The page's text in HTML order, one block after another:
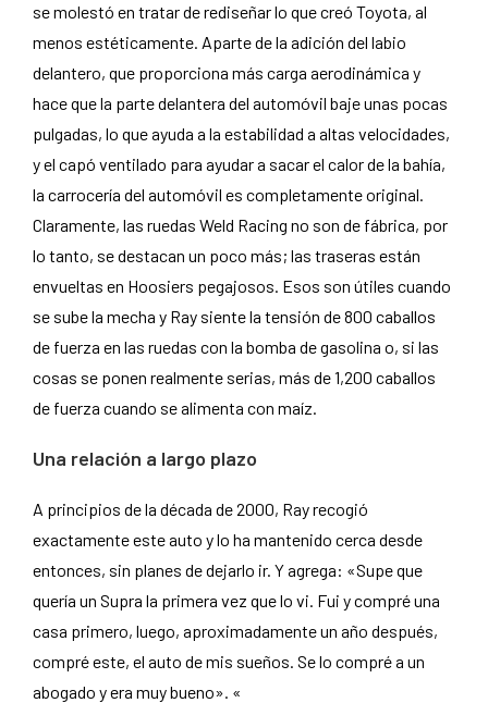
se molestó en tratar de rediseñar lo que creó Toyota, al
menos estéticamente. Aparte de la adición del labio
delantero, que proporciona más carga aerodinámica y
hace que la parte delantera del automóvil baje unas pocas
pulgadas, lo que ayuda a la estabilidad a altas velocidades,
y el capó ventilado para ayudar a sacar el calor de la bahía,
la carrocería del automóvil es completamente original.
Claramente, las ruedas Weld Racing no son de fábrica, por
lo tanto, se destacan un poco más; las traseras están
envueltas en Hoosiers pegajosos. Esos son útiles cuando
se sube la mecha y Ray siente la tensión de 800 caballos
de fuerza en las ruedas con la bomba de gasolina o, si las
cosas se ponen realmente serias, más de 1,200 caballos
de fuerza cuando se alimenta con maíz.
Una relación a largo plazo
A principios de la década de 2000, Ray recogió
exactamente este auto y lo ha mantenido cerca desde
entonces, sin planes de dejarlo ir. Y agrega: «Supe que
quería un Supra la primera vez que lo vi. Fui y compré una
casa primero, luego, aproximadamente un año después,
compré este, el auto de mis sueños. Se lo compré a un
abogado y era muy bueno». «